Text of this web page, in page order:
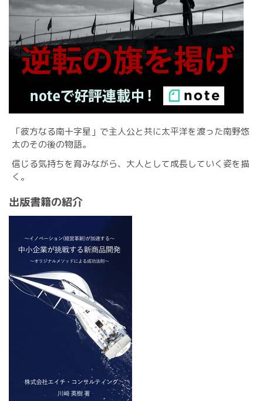
「彼方なる南十字星」で主人公と共に太平洋を渡った南野悠
太のその後の物語。
信じる気持ちを育みながら、大人として成長していく姿を描
く。
出版書籍の紹介